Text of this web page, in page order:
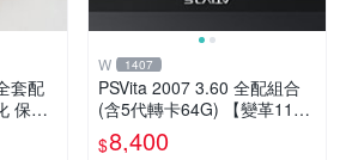
套配
W 1407
PSVita 2007 3.60 全配組合
(含5代轉卡64G) 【變革11】
破解改好 + 水晶殼 + 硬殼包
$8,400